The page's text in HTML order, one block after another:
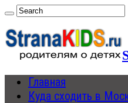
Главная
Куда сходить в